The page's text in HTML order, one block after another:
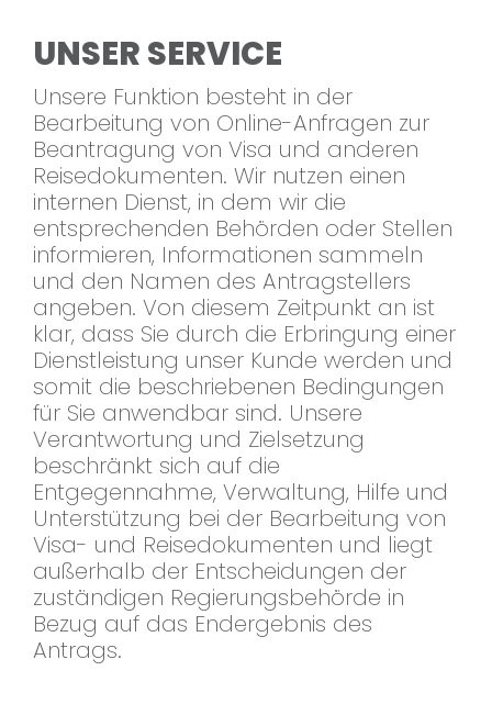
UNSER SERVICE
Unsere Funktion besteht in der
Bearbeitung von Online-Anfragen zur
Beantragung von Visa und anderen
Reisedokumenten. Wir nutzen einen
internen Dienst, in dem wir die
entsprechenden Behörden oder Stellen
informieren, Informationen sammeln
und den Namen des Antragstellers
angeben. Von diesem Zeitpunkt an ist
klar, dass Sie durch die Erbringung einer
Dienstleistung unser Kunde werden und
somit die beschriebenen Bedingungen
für Sie anwendbar sind. Unsere
Verantwortung und Zielsetzung
beschränkt sich auf die
Entgegennahme, Verwaltung, Hilfe und
Unterstützung bei der Bearbeitung von
Visa- und Reisedokumenten und liegt
außerhalb der Entscheidungen der
zuständigen Regierungsbehörde in
Bezug auf das Endergebnis des
Antrags.